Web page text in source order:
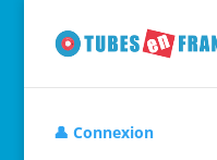
👤 Connexion